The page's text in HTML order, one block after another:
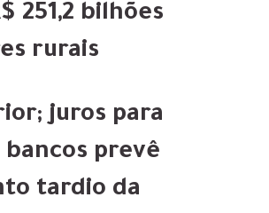
251,2 bilhões
rurais
juros para
prevê
tardio da